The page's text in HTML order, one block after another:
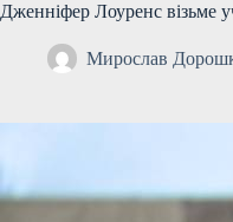
Дженніфер Лоуренс візьме
Мирослав